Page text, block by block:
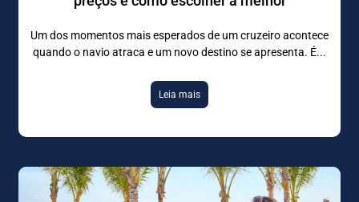
Um dos momentos mais esperados de um cruzeiro acontece
quando o navio atraca e um novo destino se apresenta. É
Leia mais